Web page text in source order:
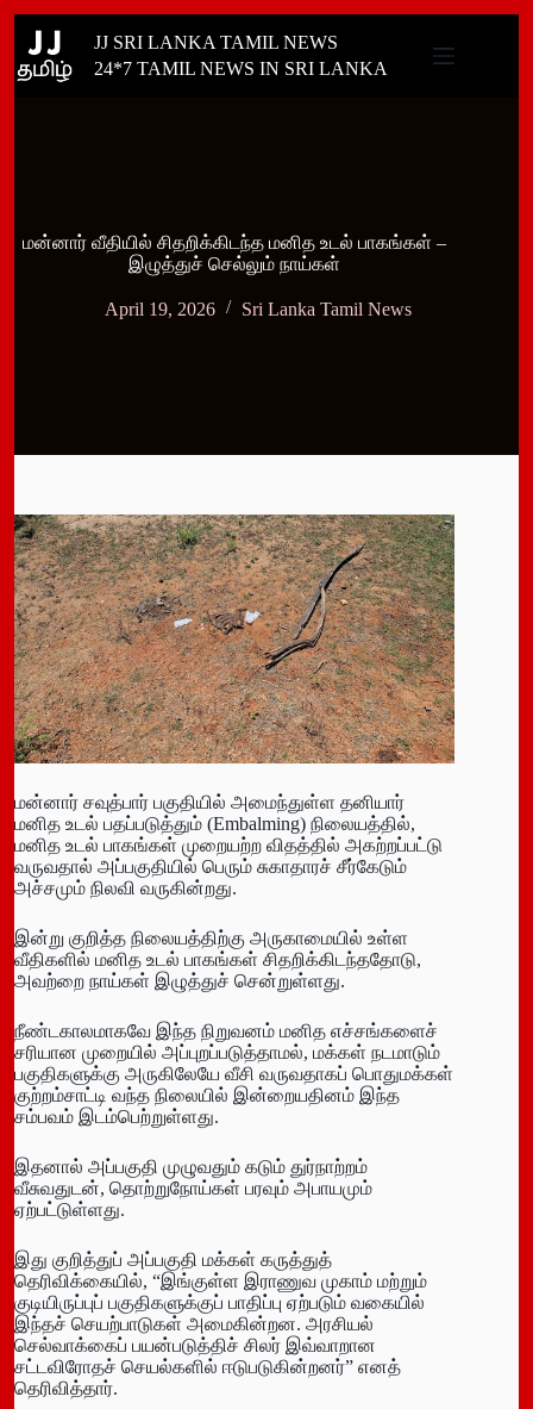
content
JJ SRI LANKA TAMIL NEWS
24*7 TAMIL NEWS IN SRI LANKA
மன்னார் வீதியில் சிதறிக்கிடந்த மனித உடல் பாகங்கள் –
இழுத்துச் செல்லும் நாய்கள்
April 19, 2026 Sri Lanka Tamil News
மன்னார் சவுத்பார் பகுதியில் அமைந்துள்ள தனியார்
மனித உடல் பதப்படுத்தும் (Embalming) நிலையத்தில்,
மனித உடல் பாகங்கள் முறையற்ற விதத்தில் அகற்றப்பட்டு
வருவதால் அப்பகுதியில் பெரும் சுகாதாரச் சீர்கேடும்
அச்சமும் நிலவி வருகின்றது.
இன்று குறித்த நிலையத்திற்கு அருகாமையில் உள்ள
வீதிகளில் மனித உடல் பாகங்கள் சிதறிக்கிடந்ததோடு,
அவற்றை நாய்கள் இழுத்துச் சென்றுள்ளது.
நீண்டகாலமாகவே இந்த நிறுவனம் மனித எச்சங்களைச்
சரியான முறையில் அப்புறப்படுத்தாமல், மக்கள் நடமாடும்
பகுதிகளுக்கு அருகிலேயே வீசி வருவதாகப் பொதுமக்கள்
குற்றம்சாட்டி வந்த நிலையில் இன்றையதினம் இந்த
சம்பவம் இடம்பெற்றுள்ளது.
​இதனால் அப்பகுதி முழுவதும் கடும் துர்நாற்றம்
வீசுவதுடன், தொற்றுநோய்கள் பரவும் அபாயமும்
ஏற்பட்டுள்ளது.
இது குறித்துப் அப்பகுதி மக்கள் கருத்துத்
தெரிவிக்கையில், “இங்குள்ள இராணுவ முகாம் மற்றும்
குடியிருப்புப் பகுதிகளுக்குப் பாதிப்பு ஏற்படும் வகையில்
இந்தச் செயற்பாடுகள் அமைகின்றன. அரசியல்
செல்வாக்கைப் பயன்படுத்திச் சிலர் இவ்வாறான
சட்டவிரோதச் செயல்களில் ஈடுபடுகின்றனர்” எனத்
தெரிவித்தார்.